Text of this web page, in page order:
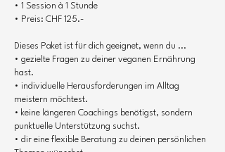
• 1 Session à 1 Stunde
• Preis: CHF 125.-
Dieses Paket ist für dich geeignet, wenn du ...
• gezielte Fragen zu deiner veganen Ernährung
hast.
• individuelle Herausforderungen im Alltag
meistern möchtest.
• keine längeren Coachings benötigst, sondern
punktuelle Unterstützung suchst.
• dir eine flexible Beratung zu deinen persönlichen